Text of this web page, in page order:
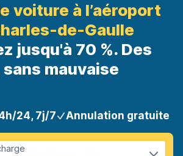
voiture à l’aéroport
de-Gaulle
jusqu'à 70 %. Des
mauvaise
24, 7j/7 Annulation gratuite